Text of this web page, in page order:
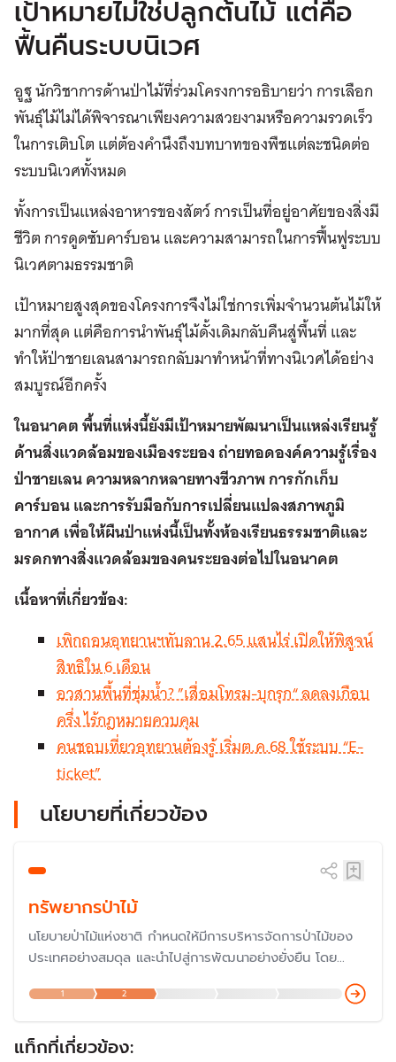
เป้าหมายไม่ใช่ปลูกต้นไม้ แต่คือ
ฟื้นคืนระบบนิเวศ
อูฐ นักวิชาการด้านป่าไม้ที่ร่วมโครงการอธิบายว่า การเลือก
พันธุ์ไม้ไม่ได้พิจารณาเพียงความสวยงามหรือความรวดเร็ว
ในการเติบโต แต่ต้องคำนึงถึงบทบาทของพืชแต่ละชนิดต่อ
ระบบนิเวศทั้งหมด
ทั้งการเป็นแหล่งอาหารของสัตว์ การเป็นที่อยู่อาศัยของสิ่งมี
ชีวิต การดูดซับคาร์บอน และความสามารถในการฟื้นฟูระบบ
นิเวศตามธรรมชาติ
เป้าหมายสูงสุดของโครงการจึงไม่ใช่การเพิ่มจำนวนต้นไม้ให้
มากที่สุด แต่คือการนำพันธุ์ไม้ดั้งเดิมกลับคืนสู่พื้นที่ และ
ทำให้ป่าชายเลนสามารถกลับมาทำหน้าที่ทางนิเวศได้อย่าง
สมบูรณ์อีกครั้ง
ในอนาคต พื้นที่แห่งนี้ยังมีเป้าหมายพัฒนาเป็นแหล่งเรียนรู้
ด้านสิ่งแวดล้อมของเมืองระยอง ถ่ายทอดองค์ความรู้เรื่อง
ป่าชายเลน ความหลากหลายทางชีวภาพ การกักเก็บ
คาร์บอน และการรับมือกับการเปลี่ยนแปลงสภาพภูมิ
อากาศ เพื่อให้ผืนป่าแห่งนี้เป็นทั้งห้องเรียนธรรมชาติและ
มรดกทางสิ่งแวดล้อมของคนระยองต่อไปในอนาคต
เนื้อหาที่เกี่ยวข้อง:
เพิกถอนอุทยานฯทับลาน 2.65 แสนไร่ เปิดให้พิสูจน์
สิทธิใน 6 เดือน
อวสานพื้นที่ชุ่มน้ำ? ”เสื่อมโทรม-บุกรุก“ ลดลงเกือบ
ครึ่ง ไร้กฎหมายควบคุม
คนชอบเที่ยวอุทยานต้องรู้ เริ่มต.ค.68 ใช้ระบบ “E-
ticket”
นโยบายที่เกี่ยวข้อง
ทรัพยากรป่าไม้
นโยบายป่าไม้แห่งชาติ กำหนดให้มีการบริหารจัดการป่าไม้ของ
ประเทศอย่างสมดุล และนำไปสู่การพัฒนาอย่างยั่งยืน โดย
ประเทศ และให้มีกระบวนการมีส่วนร่วมของทุกภาคส่วน
1 2
แท็กที่เกี่ยวข้อง: